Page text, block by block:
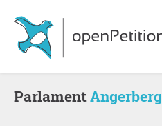
ParlamentAngerberg